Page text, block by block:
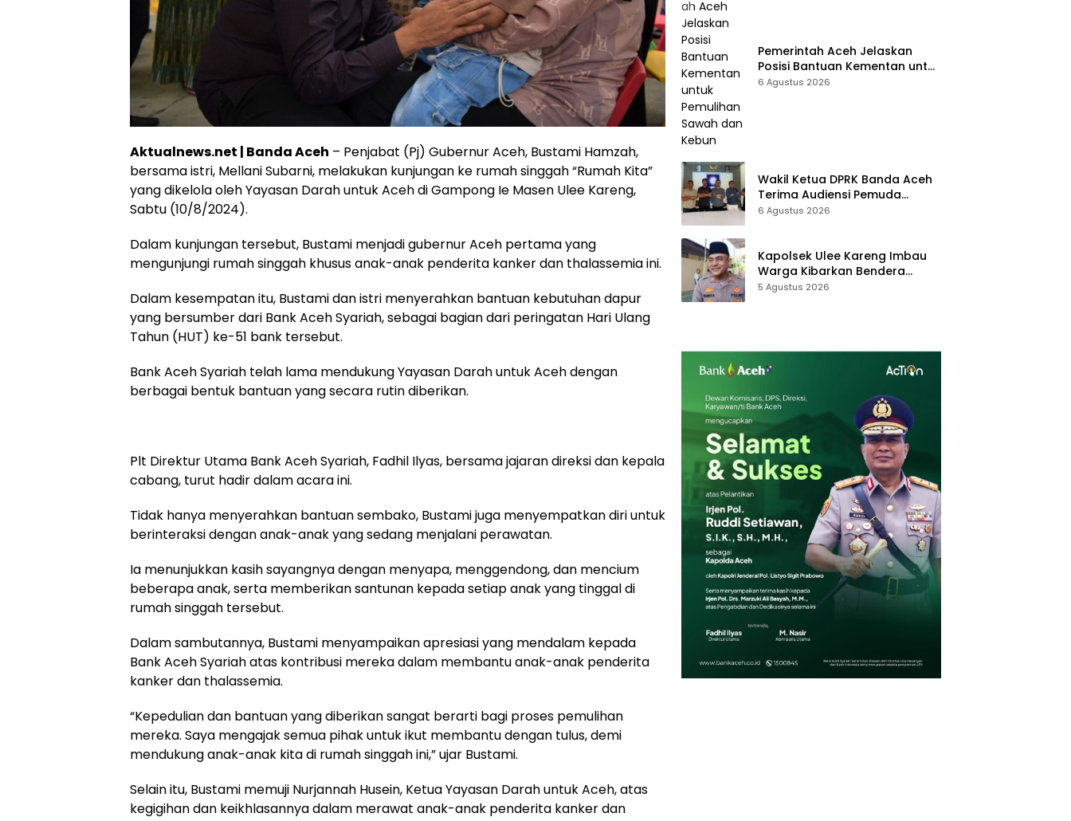
Aktualnews.net | Banda Aceh – Penjabat (Pj) Gubernur Aceh, Bustami Hamzah,
bersama istri, Mellani Subarni, melakukan kunjungan ke rumah singgah “Rumah Kita”
yang dikelola oleh Yayasan Darah untuk Aceh di Gampong Ie Masen Ulee Kareng,
Sabtu (10/8/2024).
Dalam kunjungan tersebut, Bustami menjadi gubernur Aceh pertama yang
mengunjungi rumah singgah khusus anak-anak penderita kanker dan thalassemia ini.
Dalam kesempatan itu, Bustami dan istri menyerahkan bantuan kebutuhan dapur
yang bersumber dari Bank Aceh Syariah, sebagai bagian dari peringatan Hari Ulang
Tahun (HUT) ke-51 bank tersebut.
Bank Aceh Syariah telah lama mendukung Yayasan Darah untuk Aceh dengan
berbagai bentuk bantuan yang secara rutin diberikan.
Plt Direktur Utama Bank Aceh Syariah, Fadhil Ilyas, bersama jajaran direksi dan kepala
cabang, turut hadir dalam acara ini.
Tidak hanya menyerahkan bantuan sembako, Bustami juga menyempatkan diri untuk
berinteraksi dengan anak-anak yang sedang menjalani perawatan.
Ia menunjukkan kasih sayangnya dengan menyapa, menggendong, dan mencium
beberapa anak, serta memberikan santunan kepada setiap anak yang tinggal di
rumah singgah tersebut.
Dalam sambutannya, Bustami menyampaikan apresiasi yang mendalam kepada
Bank Aceh Syariah atas kontribusi mereka dalam membantu anak-anak penderita
kanker dan thalassemia.
“Kepedulian dan bantuan yang diberikan sangat berarti bagi proses pemulihan
mereka. Saya mengajak semua pihak untuk ikut membantu dengan tulus, demi
mendukung anak-anak kita di rumah singgah ini,” ujar Bustami.
Selain itu, Bustami memuji Nurjannah Husein, Ketua Yayasan Darah untuk Aceh, atas
kegigihan dan keikhlasannya dalam merawat anak-anak penderita kanker dan
Pemerintah Aceh Jelaskan
Posisi Bantuan Kementan untuk
Pemulihan Sawah dan Kebun
6 Agustus 2026
Wakil Ketua DPRK Banda Aceh
Terima Audiensi Pemuda
Gampong Ilie
6 Agustus 2026
Kapolsek Ulee Kareng Imbau
Warga Kibarkan Bendera
Merah Putih Selama Bulan
5 Agustus 2026